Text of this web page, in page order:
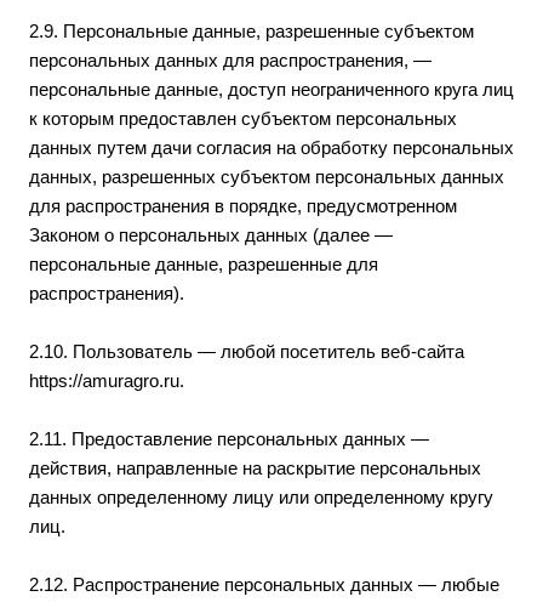
2.9. Персональные данные, разрешенные субъектом
персональных данных для распространения, —
персональные данные, доступ неограниченного круга лиц
к которым предоставлен субъектом персональных
данных путем дачи согласия на обработку персональных
данных, разрешенных субъектом персональных данных
для распространения в порядке, предусмотренном
Законом о персональных данных (далее —
персональные данные, разрешенные для
распространения).
2.10. Пользователь — любой посетитель веб-сайта
https://amuragro.ru.
2.11. Предоставление персональных данных —
действия, направленные на раскрытие персональных
данных определенному лицу или определенному кругу
лиц.
2.12. Распространение персональных данных — любые